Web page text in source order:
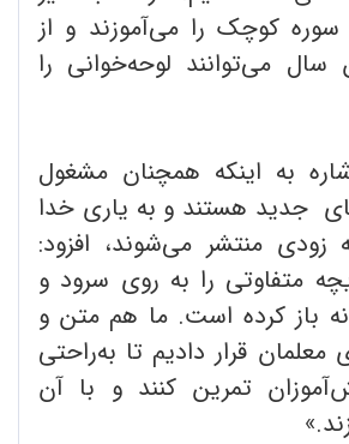
کوچک را می‌آموزند و از
سال می‌توانند لوحه‌خوانی را
به اینکه همچنان مشغول
جدید هستند و به یاری خدا
‌زودی منتشر می‌شوند، افزود:
متفاوتی را به روی سرود و
باز کرده است. ما هم متن و
قرار دادیم تا به‌راحتی
تمرین کنند و با آن